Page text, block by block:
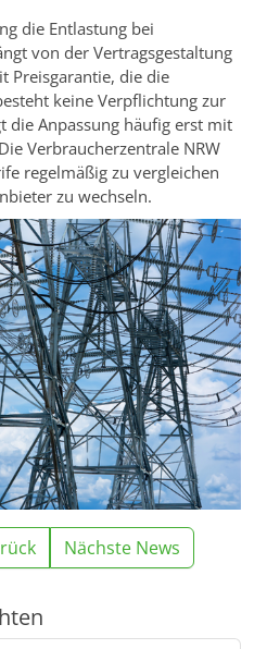
die Entlastung bei
von der Vertragsgestaltung
Preisgarantie, die die
keine Verpflichtung zur
die Anpassung häufig erst mit
Verbraucherzentrale NRW
regelmäßig zu vergleichen
zu wechseln.
Nächste News